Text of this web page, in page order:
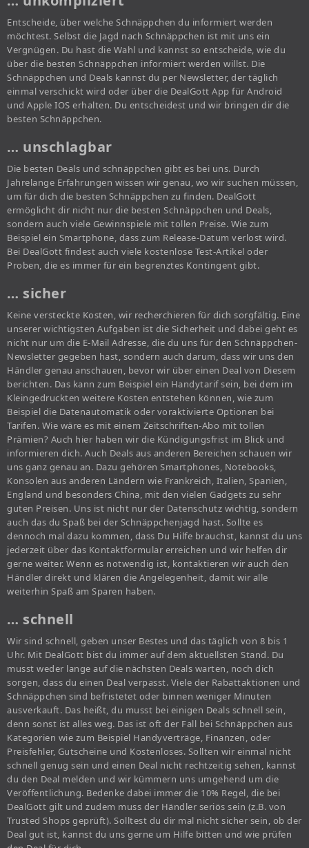
Entscheide, über welche Schnäppchen du informiert werden
möchtest. Selbst die Jagd nach Schnäppchen ist mit uns ein
Vergnügen. Du hast die Wahl und kannst so entscheide, wie du
über die besten Schnäppchen informiert werden willst. Die
Schnäppchen und Deals kannst du per Newsletter, der täglich
einmal verschickt wird oder über die DealGott App für Android
und Apple IOS erhalten. Du entscheidest und wir bringen dir die
besten Schnäppchen.
… unschlagbar
Die besten Deals und schnäppchen gibt es bei uns. Durch
Jahrelange Erfahrungen wissen wir genau, wo wir suchen müssen,
um für dich die besten Schnäppchen zu finden. DealGott
ermöglicht dir nicht nur die besten Schnäppchen und Deals,
sondern auch viele Gewinnspiele mit tollen Preise. Wie zum
Beispiel ein Smartphone, dass zum Release-Datum verlost wird.
Bei DealGott findest auch viele kostenlose Test-Artikel oder
Proben, die es immer für ein begrenztes Kontingent gibt.
… sicher
Keine versteckte Kosten, wir recherchieren für dich sorgfältig. Eine
unserer wichtigsten Aufgaben ist die Sicherheit und dabei geht es
nicht nur um die E-Mail Adresse, die du uns für den Schnäppchen-
Newsletter gegeben hast, sondern auch darum, dass wir uns den
Händler genau anschauen, bevor wir über einen Deal von Diesem
berichten. Das kann zum Beispiel ein Handytarif sein, bei dem im
Kleingedruckten weitere Kosten entstehen können, wie zum
Beispiel die Datenautomatik oder voraktivierte Optionen bei
Tarifen. Wie wäre es mit einem Zeitschriften-Abo mit tollen
Prämien? Auch hier haben wir die Kündigungsfrist im Blick und
informieren dich. Auch Deals aus anderen Bereichen schauen wir
uns ganz genau an. Dazu gehören Smartphones, Notebooks,
Konsolen aus anderen Ländern wie Frankreich, Italien, Spanien,
England und besonders China, mit den vielen Gadgets zu sehr
guten Preisen. Uns ist nicht nur der Datenschutz wichtig, sondern
auch das du Spaß bei der Schnäppchenjagd hast. Sollte es
dennoch mal dazu kommen, dass Du Hilfe brauchst, kannst du uns
jederzeit über das Kontaktformular erreichen und wir helfen dir
gerne weiter. Wenn es notwendig ist, kontaktieren wir auch den
Händler direkt und klären die Angelegenheit, damit wir alle
weiterhin Spaß am Sparen haben.
… schnell
Wir sind schnell, geben unser Bestes und das täglich von 8 bis 1
Uhr. Mit DealGott bist du immer auf dem aktuellsten Stand. Du
musst weder lange auf die nächsten Deals warten, noch dich
sorgen, dass du einen Deal verpasst. Viele der Rabattaktionen und
Schnäppchen sind befristetet oder binnen weniger Minuten
ausverkauft. Das heißt, du musst bei einigen Deals schnell sein,
denn sonst ist alles weg. Das ist oft der Fall bei Schnäppchen aus
Kategorien wie zum Beispiel Handyverträge, Finanzen, oder
Preisfehler, Gutscheine und Kostenloses. Sollten wir einmal nicht
schnell genug sein und einen Deal nicht rechtzeitig sehen, kannst
du den Deal melden und wir kümmern uns umgehend um die
Veröffentlichung. Bedenke dabei immer die 10% Regel, die bei
DealGott gilt und zudem muss der Händler seriös sein (z.B. von
Trusted Shops geprüft). Solltest du dir mal nicht sicher sein, ob der
Deal gut ist, kannst du uns gerne um Hilfe bitten und wie prüfen